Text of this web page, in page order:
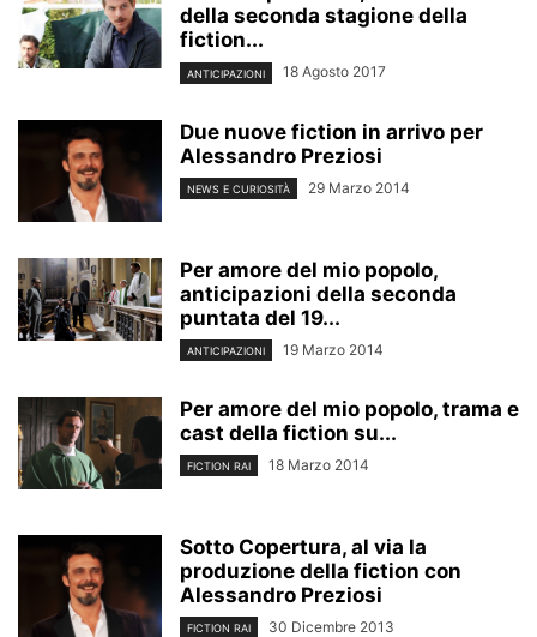
della seconda stagione della
fiction...
ANTICIPAZIONI 18 Agosto 2017
Due nuove fiction in arrivo per
Alessandro Preziosi
NEWS E CURIOSITÀ 29 Marzo 2014
Per amore del mio popolo,
anticipazioni della seconda
puntata del 19...
ANTICIPAZIONI 19 Marzo 2014
Per amore del mio popolo, trama e
cast della fiction su...
FICTION RAI 18 Marzo 2014
Sotto Copertura, al via la
produzione della fiction con
Alessandro Preziosi
FICTION RAI 30 Dicembre 2013